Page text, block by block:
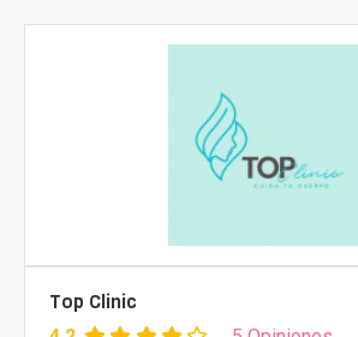
Top Clinic